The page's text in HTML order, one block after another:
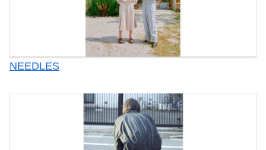
NEEDLES